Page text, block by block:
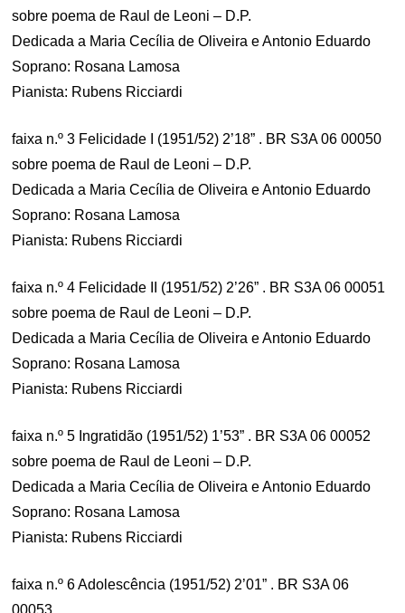
sobre poema de Raul de Leoni – D.P.
Dedicada a Maria Cecília de Oliveira e Antonio Eduardo
Soprano: Rosana Lamosa
Pianista: Rubens Ricciardi
faixa n.º 3 Felicidade I (1951/52) 2’18” . BR S3A 06 00050
sobre poema de Raul de Leoni – D.P.
Dedicada a Maria Cecília de Oliveira e Antonio Eduardo
Soprano: Rosana Lamosa
Pianista: Rubens Ricciardi
faixa n.º 4 Felicidade II (1951/52) 2’26” . BR S3A 06 00051
sobre poema de Raul de Leoni – D.P.
Dedicada a Maria Cecília de Oliveira e Antonio Eduardo
Soprano: Rosana Lamosa
Pianista: Rubens Ricciardi
faixa n.º 5 Ingratidão (1951/52) 1’53” . BR S3A 06 00052
sobre poema de Raul de Leoni – D.P.
Dedicada a Maria Cecília de Oliveira e Antonio Eduardo
Soprano: Rosana Lamosa
Pianista: Rubens Ricciardi
faixa n.º 6 Adolescência (1951/52) 2’01” . BR S3A 06
00053